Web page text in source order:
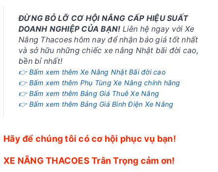
ĐỪNG BỎ LỠ CƠ HỘI NÂNG CẤP HIỆU SUẤT
DOANH NGHIỆP CỦA BẠN! Liên hệ ngay với Xe
Nâng Thacoes hôm nay để nhận báo giá tốt nhất
và sở hữu những chiếc xe nâng Nhật bãi đời cao,
bền bỉ nhất!
👉 Bấm xem thêm Xe Nâng Nhật Bãi đời cao
👉 Bấm xem thêm Phụ Tùng Xe Nâng chính hãng
👉 Bấm xem thêm Bảng Giá Thuê Xe Nâng
👉 Bấm xem thêm Bảng Giá Bình Điện Xe Nâng
Hãy để chúng tôi có cơ hội phục vụ bạn!
XE NÂNG THACOES Trân Trọng cảm ơn!